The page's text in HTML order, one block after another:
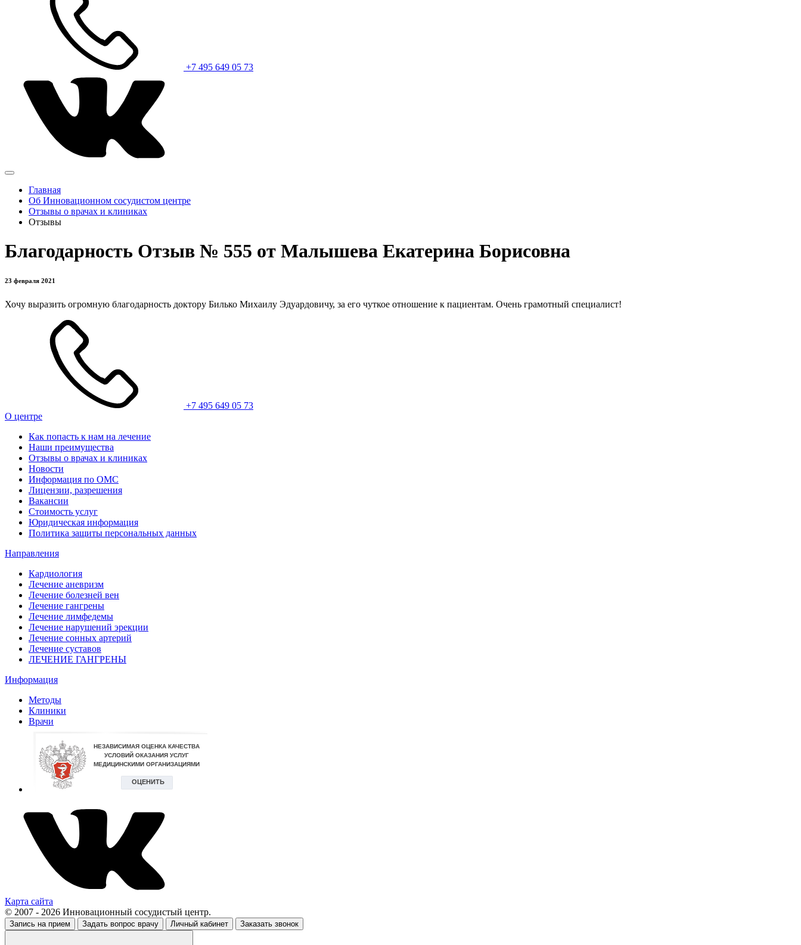
+7 495 649 05 73
Главная
Об Инновационном сосудистом центре
Отзывы о врачах и клиниках
Отзывы
Благодарность Отзыв № 555 от Малышева Екатерина Борисовна
23 февраля 2021
Хочу выразить огромную благодарность доктору Билько Михаилу Эдуардовичу, за его чуткое отношение к пациентам. Очень грамотный специалист!
+7 495 649 05 73
О центре
Как попасть к нам на лечение
Наши преимущества
Отзывы о врачах и клиниках
Новости
Информация по ОМС
Лицензии, разрешения
Вакансии
Стоимость услуг
Юридическая информация
Политика защиты персональных данных
Направления
Кардиология
Лечение аневризм
Лечение болезней вен
Лечение гангрены
Лечение лимфедемы
Лечение нарушений эрекции
Лечение сонных артерий
Лечение суставов
ЛЕЧЕНИЕ ГАНГРЕНЫ
Информация
Методы
Клиники
Врачи
Карта сайта
© 2007 - 2026 Инновационный сосудистый центр.
Запись на прием Задать вопрос врачу Личный кабинет Заказать звонок